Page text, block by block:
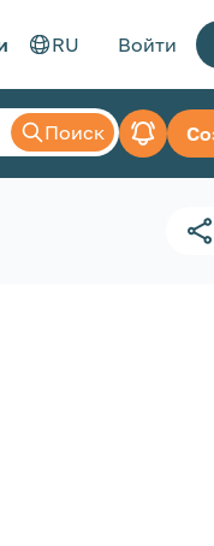
RU Войти
Поиск